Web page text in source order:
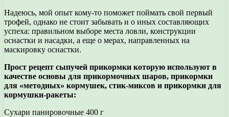
Надеюсь, мой опыт кому-то поможет поймать свой первый
трофей, однако не стоит забывать и о иных составляющих
успеха: правильном выборе места ловли, конструкции
оснастки и насадки, а еще о мерах, направленных на
маскировку оснастки.
Прост рецепт сыпучей прикормки которую используют в
качестве основы для прикормочных шаров, прикормки
для «методных» кормушек, стик-миксов и прикормки для
кормушки-ракеты:
Сухари панировочные 400 г